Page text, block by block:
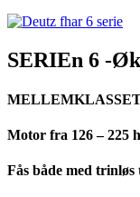
SERIEn 6 -
Motor fra 126 – 225
Fås både med